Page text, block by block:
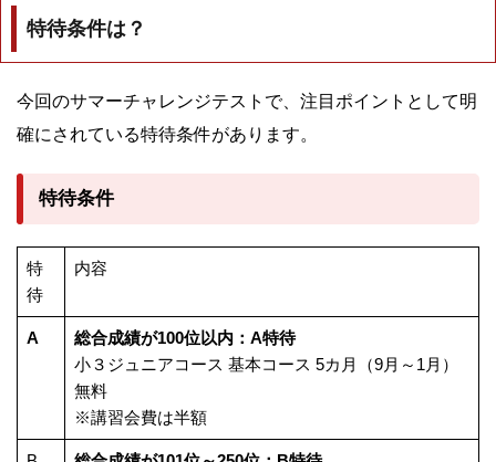
特待条件は？
今回のサマーチャレンジテストで、注目ポイントとして明
確にされている特待条件があります。
特待条件
特
待
内容
A
総合成績が100位以内：A特待
小３ジュニアコース 基本コース 5カ月（9月～1月）
無料
※講習会費は半額